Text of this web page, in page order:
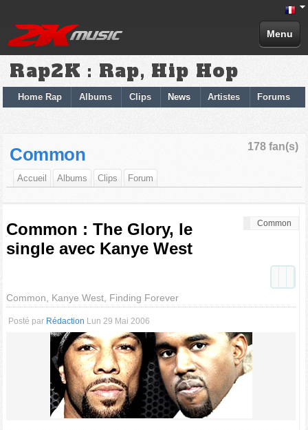
Menu
Rap2K : Rap, Hip Hop
Home Rap Albums Clips News Artistes Forums
178 fan(s)
Common
Accueil Albums Clips Forum
Common
Common : The Glory, le
single avec Kanye West
Common, Kanye West, Finding Forever
Posté par Rédaction Lun 29 Mai 2006